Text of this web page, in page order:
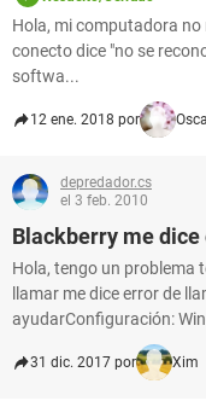
Hola, mi computadora
conecto dice "no se
softwa...
12 ene. 2018 por
depredador.cs
el 3 feb. 2010
Blackberry me
Hola, tengo un problema
llamar me dice error de
ayudarConfiguración:
31 dic. 2017 por Xim